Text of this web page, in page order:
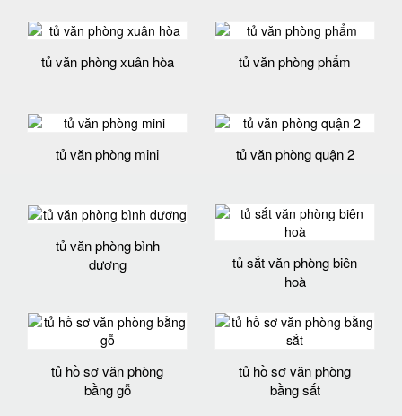
tủ văn phòng xuân hòa tủ văn phòng phẩm
tủ văn phòng mini tủ văn phòng quận 2
tủ văn phòng bình
dương
tủ sắt văn phòng biên
hoà
tủ hồ sơ văn phòng
bằng gỗ
tủ hồ sơ văn phòng
bằng sắt